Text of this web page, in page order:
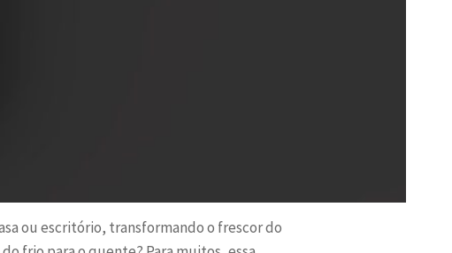
ou escritório, transformando o frescor do